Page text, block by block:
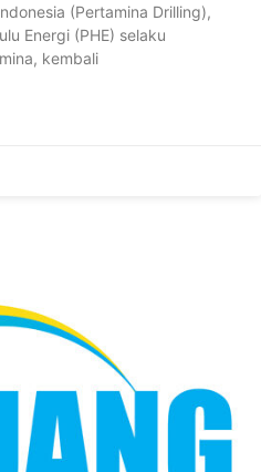
(Pertamina Drilling),
Energi (PHE) selaku
kembali